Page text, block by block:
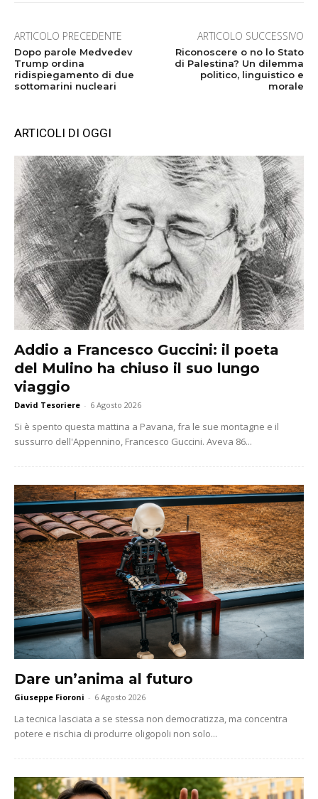
ARTICOLO PRECEDENTE
Dopo parole Medvedev
Trump ordina
ridispiegamento di due
sottomarini nucleari
ARTICOLO SUCCESSIVO
Riconoscere o no lo Stato
di Palestina? Un dilemma
politico, linguistico e
morale
ARTICOLI DI OGGI
Addio a Francesco Guccini: il poeta
del Mulino ha chiuso il suo lungo
viaggio
David Tesoriere - 6 Agosto 2026
Si è spento questa mattina a Pavana, fra le sue montagne e il
sussurro dell'Appennino, Francesco Guccini. Aveva 86...
Dare un’anima al futuro
Giuseppe Fioroni - 6 Agosto 2026
La tecnica lasciata a se stessa non democratizza, ma concentra
potere e rischia di produrre oligopoli non solo...